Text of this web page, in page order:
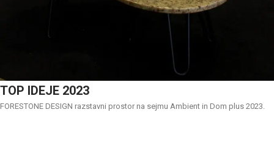
TOP IDEJE 2023
FORESTONE DESIGN razstavni prostor na sejmu Ambient in Dom plus 2023.